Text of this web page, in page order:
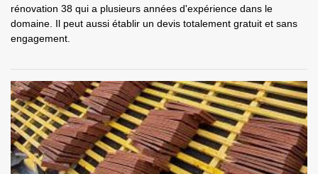
rénovation 38 qui a plusieurs années d'expérience dans le
domaine. Il peut aussi établir un devis totalement gratuit et sans
engagement.